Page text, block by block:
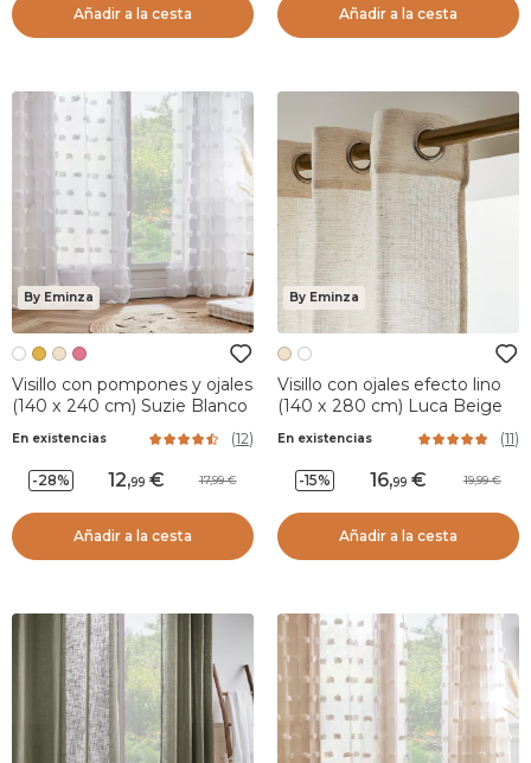
Añadir a la cesta Añadir a la cesta
By Eminza
Visillo con pompones y ojales
(140 x 240 cm) Suzie Blanco
En existencias (12)
-28% 12,99 17,99
Añadir a la cesta
By Eminza
Visillo con ojales efecto lino
(140 x 280 cm) Luca Beige
En existencias (11)
-15% 16,99 19,99
Añadir a la cesta